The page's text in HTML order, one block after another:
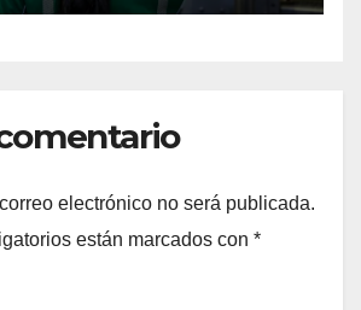
CERVECERA Y
electrónico no será publicada.
están marcados con *